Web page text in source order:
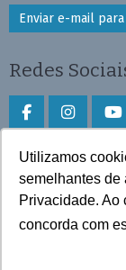
Utilizamos
semelhantes de
Privacidade. Ao
concorda com
Enviar e-mail
Redes
Faça
Play Store e App
Todos os